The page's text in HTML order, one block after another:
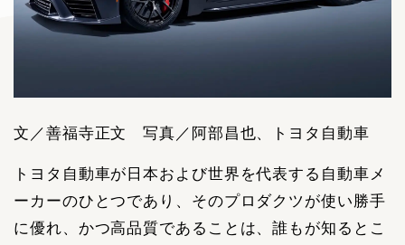
文／善福寺正文 写真／阿部昌也、トヨタ自動車
トヨタ自動車が日本および世界を代表する自動車メ
ーカーのひとつであり、そのプロダクツが使い勝手
に優れ、かつ高品質であることは、誰もが知るとこ